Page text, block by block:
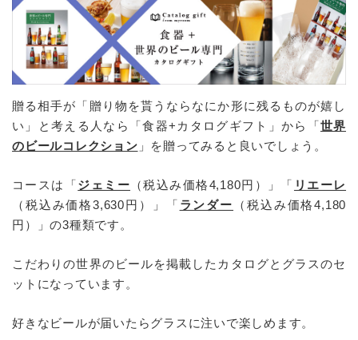
贈る相手が「贈り物を貰うならなにか形に残るものが嬉し
い」と考える人なら「食器+カタログギフト」から「世界
のビールコレクション 」を贈ってみると良いでしょう。
コースは「ジェミー （税込み価格4,180円）」「 リエーレ
（税込み価格3,630円）」「 ランダー
（税込み価格4,180
円）」の3種類です。
こだわりの世界のビールを掲載したカタログとグラスのセ
ットになっています。
好きなビールが届いたらグラスに注いで楽しめます。